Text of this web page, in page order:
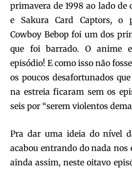
primavera de 1998 ao lado de
e Sakura Card Captors, o
Cowboy Bebop foi um dos
que foi barrado. O anime
episódio! E como isso não
os poucos desafortunados
na estreia ficaram sem os
seis por “serem violentos
Pra dar uma ideia do nível
acabou entrando do nada nos
ainda assim, neste oitavo